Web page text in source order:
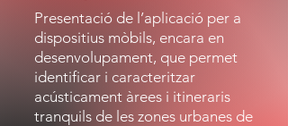
Presentació de l’aplicació per a
dispositius mòbils, encara en
desenvolupament, que permet
identificar i caracteritzar
acústicament àrees i itineraris
tranquils de les zones urbanes de